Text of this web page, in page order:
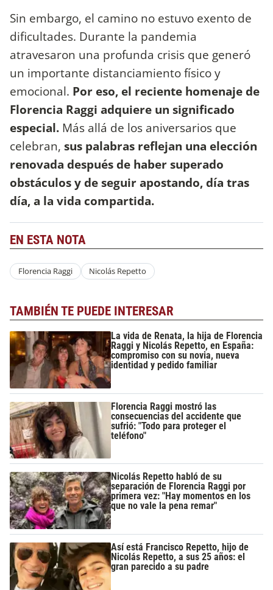
Sin embargo, el camino no estuvo exento de
dificultades. Durante la pandemia
atravesaron una profunda crisis que generó
un importante distanciamiento físico y
emocional. Por eso, el reciente homenaje de
Florencia Raggi adquiere un significado
especial. Más allá de los aniversarios que
celebran, sus palabras reflejan una elección
renovada después de haber superado
obstáculos y de seguir apostando, día tras
día, a la vida compartida.
EN ESTA NOTA
Florencia Raggi Nicolás Repetto
TAMBIÉN TE PUEDE INTERESAR
La vida de Renata, la hija de Florencia
Raggi y Nicolás Repetto, en España:
compromiso con su novia, nueva
identidad y pedido familiar
Florencia Raggi mostró las
consecuencias del accidente que
sufrió: "Todo para proteger el
teléfono"
Nicolás Repetto habló de su
separación de Florencia Raggi por
primera vez: "Hay momentos en los
que no vale la pena remar"
Así está Francisco Repetto, hijo de
Nicolás Repetto, a sus 25 años: el
gran parecido a su padre